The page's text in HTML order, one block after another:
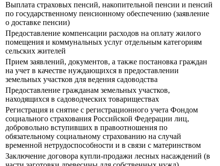
Выплата страховых пенсий, накопительной пенсии и пенсий
по государственному пенсионному обеспечению (заявление
о доставке пенсии)
Предоставление компенсации расходов на оплату жилого
помещения и коммунальных услуг отдельным категориям
сельских жителей
Прием заявлений, документов, а также постановка граждан
на учет в качестве нуждающихся в предоставлении
земельных участков для ведения садоводства
Предоставление гражданам земельных участков,
находящихся в садоводческих товариществах
Регистрация и снятие с регистрационного учета Фондом
социального страхования Российской Федерации лиц,
добровольно вступивших в правоотношения по
обязательному социальному страхованию на случай
временной нетрудоспособности и в связи с материнством
Заключение договора купли-продажи лесных насаждений (в